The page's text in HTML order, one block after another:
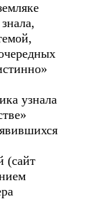
узнала
(сайт